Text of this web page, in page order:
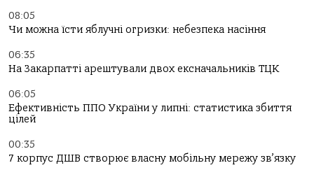
08:05
Чи можна їсти яблучні огризки: небезпека насіння
06:35
На Закарпатті арештували двох ексначальників ТЦК
06:05
Ефективність ППО України у липні: статистика збиття
цілей
00:35
7 корпус ДШВ створює власну мобільну мережу зв’язку